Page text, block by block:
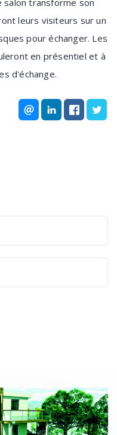
salon transforme son
leurs visiteurs sur un
pour échanger. Les
en présentiel et à
d'échange.